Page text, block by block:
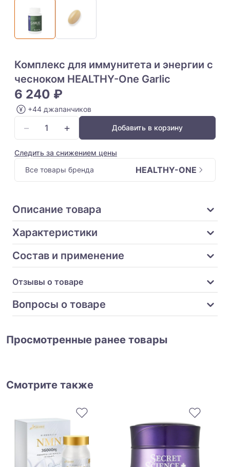
Комплекс для иммунитета и энергии с
чесноком HEALTHY-One Garlic
6 240 ₽
+44 джапанчиков
− + Добавить в корзину
Следить за снижением цены
Все товары бренда
HEALTHY-ONE
Описание товара
Характеристики
Состав и применение
Отзывы о товаре
Вопросы о товаре
Просмотренные ранее товары
Смотрите также